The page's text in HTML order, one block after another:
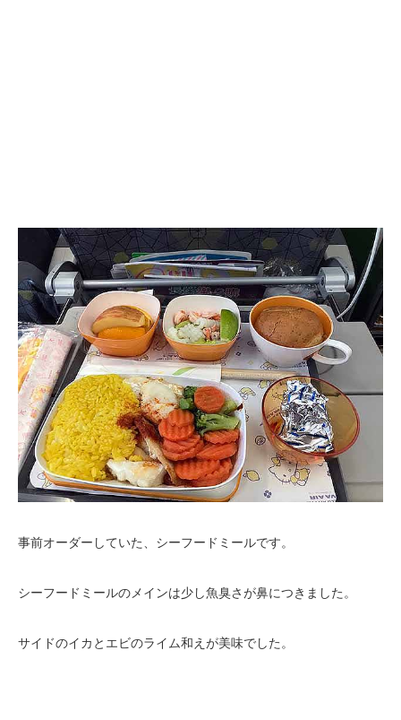
事前オーダーしていた、シーフードミールです。
シーフードミールのメインは少し魚臭さが鼻につきました。
サイドのイカとエビのライム和えが美味でした。